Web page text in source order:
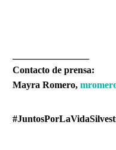
Contacto de prensa:
Mayra Romero,